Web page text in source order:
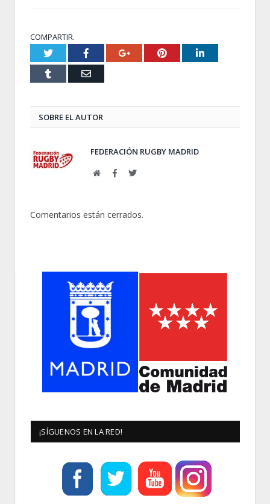
COMPARTIR.
Twitter Facebook Google+ Pinterest LinkedIn
Email
SOBRE EL AUTOR
FEDERACIÓN RUGBY MADRID
WebFacebookTwitter
Comentarios están cerrados.
¡SÍGUENOS EN LA RED!